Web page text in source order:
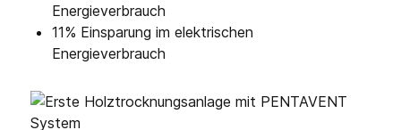
Energieverbrauch
11% Einsparung im elektrischen
Energieverbrauch